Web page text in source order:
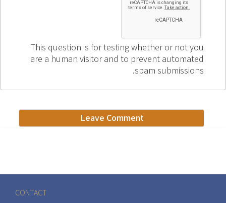
This question is for testing whether or not you
are a human visitor and to prevent automated
spam submissions.
CONTACT